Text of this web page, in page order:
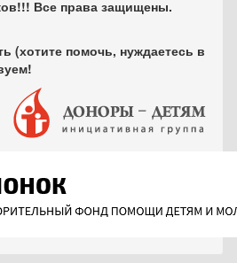
Все права защищены.
(хотите помочь, нуждаетесь в